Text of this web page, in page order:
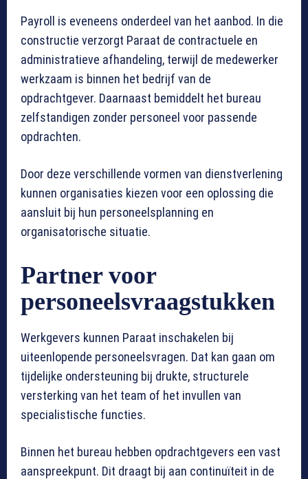
Payroll is eveneens onderdeel van het aanbod. In die
constructie verzorgt Paraat de contractuele en
administratieve afhandeling, terwijl de medewerker
werkzaam is binnen het bedrijf van de
opdrachtgever. Daarnaast bemiddelt het bureau
zelfstandigen zonder personeel voor passende
opdrachten.
Door deze verschillende vormen van dienstverlening
kunnen organisaties kiezen voor een oplossing die
aansluit bij hun personeelsplanning en
organisatorische situatie.
Partner voor
personeelsvraagstukken
Werkgevers kunnen Paraat inschakelen bij
uiteenlopende personeelsvragen. Dat kan gaan om
tijdelijke ondersteuning bij drukte, structurele
versterking van het team of het invullen van
specialistische functies.
Binnen het bureau hebben opdrachtgevers een vast
aanspreekpunt. Dit draagt bij aan continuïteit in de